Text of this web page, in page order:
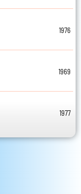
1976
1969
1977